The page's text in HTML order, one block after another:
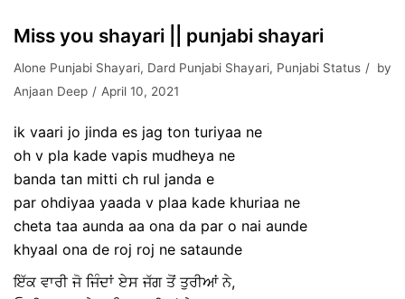
Miss you shayari || punjabi shayari
Alone Punjabi Shayari, Dard Punjabi Shayari, Punjabi Status
by
Anjaan Deep
April 10, 2021
ik vaari jo jinda es jag ton turiyaa ne
oh v pla kade vapis mudheya ne
banda tan mitti ch rul janda e
par ohdiyaa yaada v plaa kade khuriaa ne
cheta taa aunda aa ona da par o nai aunde
khyaal ona de roj roj ne sataunde
ਇੱਕ ਵਾਰੀ ਜੋ ਜਿੰਦਾਂ ਏਸ ਜੱਗ ਤੋਂ ਤੁਰੀਆਂ ਨੇ,